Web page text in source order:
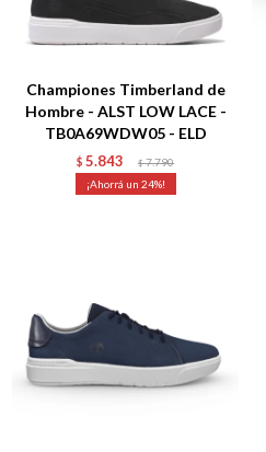
Championes Timberland de
Hombre - ALST LOW LACE -
TB0A69WDW05 - ELD
$ 5.843 $ 7.790
24
Talle